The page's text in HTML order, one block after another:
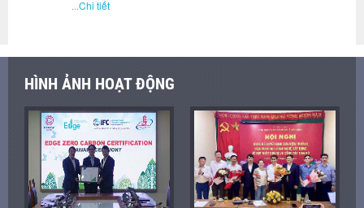
Chi tiết
HÌNH ẢNH HOẠT ĐỘNG